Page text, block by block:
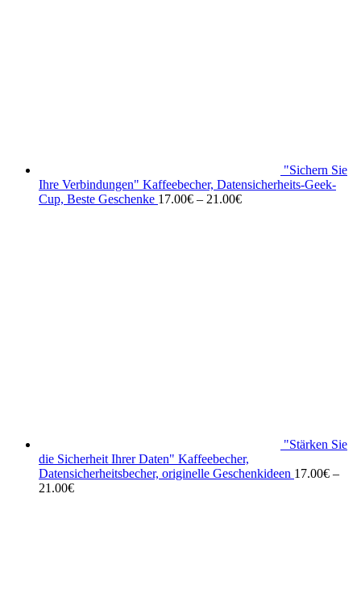
"Sichern Sie
Ihre Verbindungen" Kaffeebecher, Datensicherheits-Geek-
Cup, Beste Geschenke 17.00€ – 21.00€
"Stärken Sie
die Sicherheit Ihrer Daten" Kaffeebecher,
Datensicherheitsbecher, originelle Geschenkideen 17.00€ –
21.00€